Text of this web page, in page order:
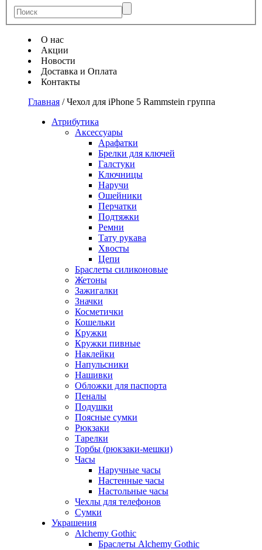
О нас
Акции
Новости
Доставка и Оплата
Контакты
Главная /Чехол для iPhone 5 Rammstein группа
Атрибутика
Аксессуары
Арафатки
Брелки для ключей
Галстуки
Ключницы
Наручи
Ошейники
Перчатки
Подтяжки
Ремни
Тату рукава
Хвосты
Цепи
Браслеты силиконовые
Жетоны
Зажигалки
Значки
Косметички
Кошельки
Кружки
Кружки пивные
Наклейки
Напульсники
Нашивки
Обложки для паспорта
Пеналы
Подушки
Поясные сумки
Рюкзаки
Тарелки
Торбы (рюкзаки-мешки)
Часы
Наручные часы
Настенные часы
Настольные часы
Чехлы для телефонов
Сумки
Украшения
Alchemy Gothic
Браслеты Alchemy Gothic